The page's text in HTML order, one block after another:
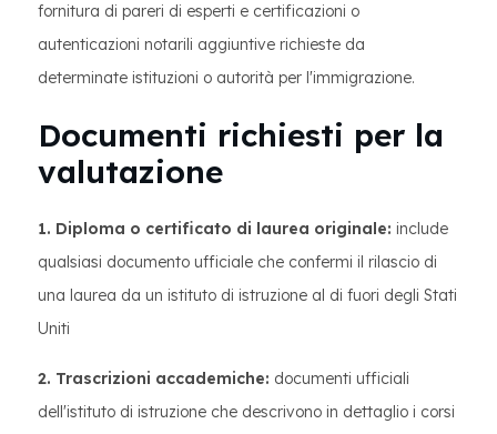
fornitura di pareri di esperti e certificazioni o
autenticazioni notarili aggiuntive richieste da
determinate istituzioni o autorità per l'immigrazione.
Documenti richiesti per la
valutazione
1. Diploma o certificato di laurea originale: include
qualsiasi documento ufficiale che confermi il rilascio di
una laurea da un istituto di istruzione al di fuori degli Stati
Uniti
2. Trascrizioni accademiche: documenti ufficiali
dell'istituto di istruzione che descrivono in dettaglio i corsi